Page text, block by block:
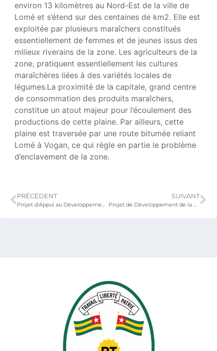
environ 13 kilomètres au Nord-Est de la ville de
Lomé et s’étend sur des centaines de km2. Elle est
exploitée par plusieurs maraîchers constitués
essentiellement de femmes et de jeunes issus des
milieux riverains de la zone. Les agriculteurs de la
zone, pratiquent essentiellement les cultures
maraîchères liées à des variétés locales de
légumes.La proximité de la capitale, grand centre
de consommation des produits maraîchers,
constitue un atout majeur pour l’écoulement des
productions de cette plaine. Par ailleurs, cette
plaine est traversée par une route bitumée reliant
Lomé à Vogan, ce qui règle en partie le problème
d’enclavement de la zone.
PRÉCÉDENT
Projet d’Appui au Développement Agricole au Togo (PADAT)
SUIVANT
Projet de Développement de la Production Rizicole dans la région de la Kara (PDPR-K)